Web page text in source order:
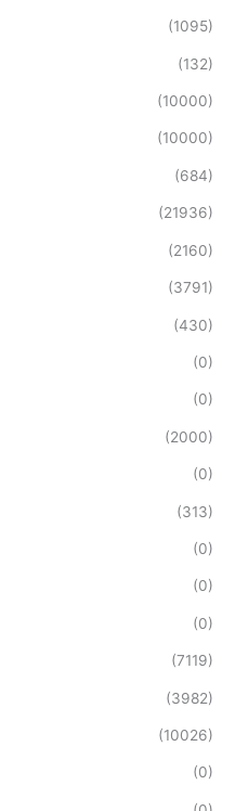
(1095)
(132)
(10000)
(10000)
(684)
(21936)
(2160)
(3791)
(430)
(0)
(0)
(2000)
(0)
(313)
(0)
(0)
(0)
(7119)
(3982)
(10026)
(0)